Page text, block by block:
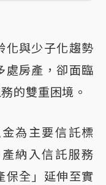
化與少子化趨勢
處房產，卻面臨
的雙重困境。
為主要信託標
納入信託服務
保全」延伸至實